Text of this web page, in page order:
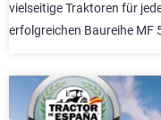
vielseitige Traktoren für
erfolgreichen Baureihe MF